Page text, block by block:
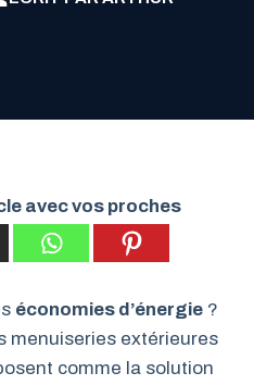
avec vos proches
économies d’énergie ?
menuiseries extérieures
comme la solution